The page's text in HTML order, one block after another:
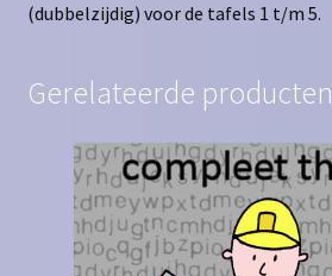
(dubbelzijdig) voor de tafels 1 t/m 5.
Gerelateerde producten